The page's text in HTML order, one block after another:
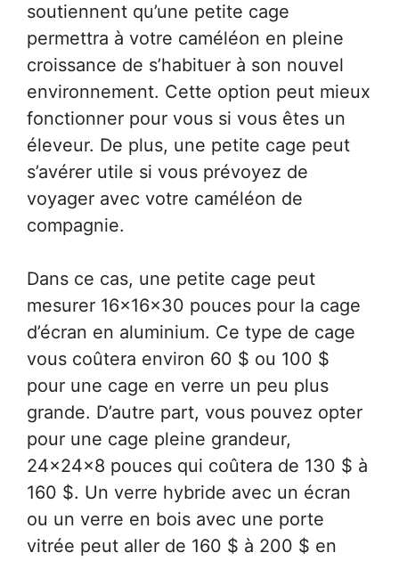
soutiennent qu’une petite cage
permettra à votre caméléon en pleine
croissance de s’habituer à son nouvel
environnement. Cette option peut mieux
fonctionner pour vous si vous êtes un
éleveur. De plus, une petite cage peut
s’avérer utile si vous prévoyez de
voyager avec votre caméléon de
compagnie.
Dans ce cas, une petite cage peut
mesurer 16x16x30 pouces pour la cage
d’écran en aluminium. Ce type de cage
vous coûtera environ 60 $ ou 100 $
pour une cage en verre un peu plus
grande. D’autre part, vous pouvez opter
pour une cage pleine grandeur,
24x24x8 pouces qui coûtera de 130 $ à
160 $. Un verre hybride avec un écran
ou un verre en bois avec une porte
vitrée peut aller de 160 $ ​​à 200 $ en